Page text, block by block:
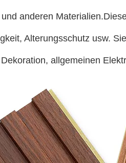
anderen
Alterungsschutz usw.
allgemeinen